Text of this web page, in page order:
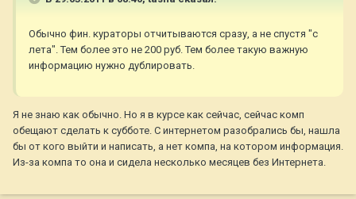
Обычно фин. кураторы отчитываются сразу, а не спустя "с
лета". Тем более это не 200 руб. Тем более такую важную
информацию нужно дублировать.
Я не знаю как обычно. Но я в курсе как сейчас, сейчас комп
обещают сделать к субботе. С интернетом разобрались бы, нашла
бы от кого выйти и написать, а нет компа, на котором информация.
Из-за компа то она и сидела несколько месяцев без Интернета.